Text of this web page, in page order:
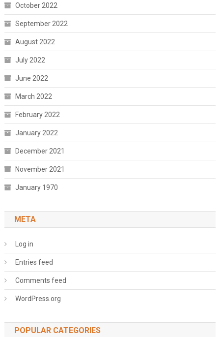
October 2022
September 2022
August 2022
July 2022
June 2022
March 2022
February 2022
January 2022
December 2021
November 2021
January 1970
META
Log in
Entries feed
Comments feed
WordPress.org
POPULAR CATEGORIES